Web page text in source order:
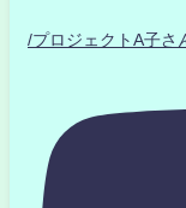
/プロジェクトA子